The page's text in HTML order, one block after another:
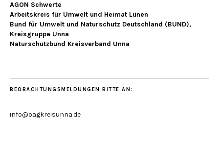
AGON Schwerte
Arbeitskreis für Umwelt und Heimat Lünen
Bund für Umwelt und Naturschutz Deutschland (BUND),
Kreisgruppe Unna
Naturschutzbund Kreisverband Unna
BEOBACHTUNGSMELDUNGEN BITTE AN:
info@oagkreisunna.de